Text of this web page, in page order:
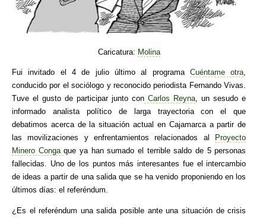
Caricatura: Molina
Fui invitado el 4 de julio último al programa Cuéntame otra
conducido por el sociólogo y reconocido periodista Fernando Vivas.
Tuve el gusto de participar junto con Carlos Reyna , un sesudo e
informado analista político de larga trayectoria con el que
debatimos acerca de la situación actual en Cajamarca a partir de
las movilizaciones y enfrentamientos relacionados al
Proyecto
Minero Congaque ya han sumado el terrible saldo de 5 personas
fallecidas. Uno de los puntos más interesantes fue el intercambio
de ideas a partir de una salida que se ha venido proponiendo en los
últimos días: el referéndum.
¿Es el referéndum una salida posible ante una situación de crisis